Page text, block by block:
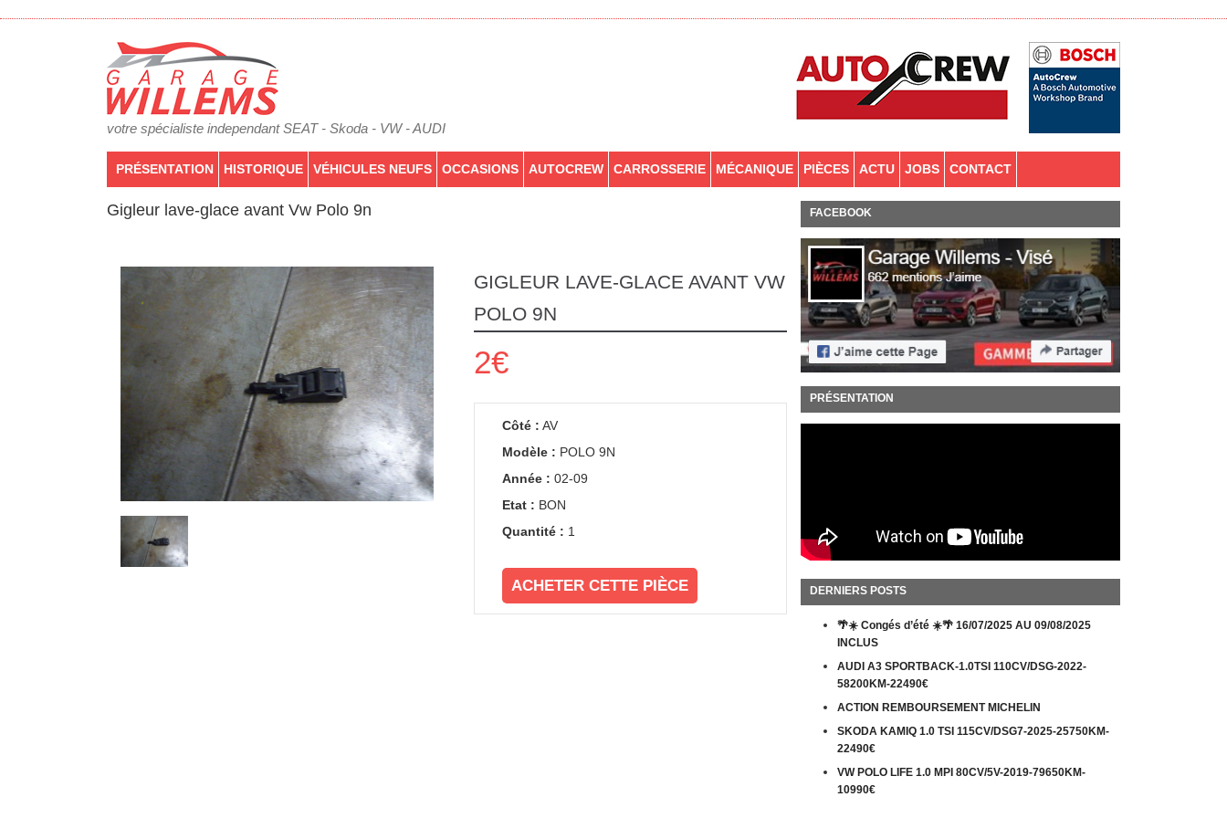
votre spécialiste independant SEAT - Skoda - VW - AUDI
PRÉSENTATION HISTORIQUE VÉHICULES NEUFS OCCASIONS AUTOCREW CARROSSERIE MÉCANIQUE PIÈCES ACTU JOBS CONTACT
Gigleur lave-glace avant Vw Polo 9n
GIGLEUR LAVE-GLACE AVANT VW
POLO 9N
2€
Côté : AV
Modèle : POLO 9N
Année : 02-09
Etat : BON
Quantité : 1
ACHETER CETTE PIÈCE
FACEBOOK
PRÉSENTATION
DERNIERS POSTS
🌴☀️ Congés d’été ☀️🌴 16/07/2025 AU 09/08/2025
INCLUS
AUDI A3 SPORTBACK-1.0TSI 110CV/DSG-2022-
58200KM-22490€
ACTION REMBOURSEMENT MICHELIN
SKODA KAMIQ 1.0 TSI 115CV/DSG7-2025-25750KM-
22490€
VW POLO LIFE 1.0 MPI 80CV/5V-2019-79650KM-
10990€